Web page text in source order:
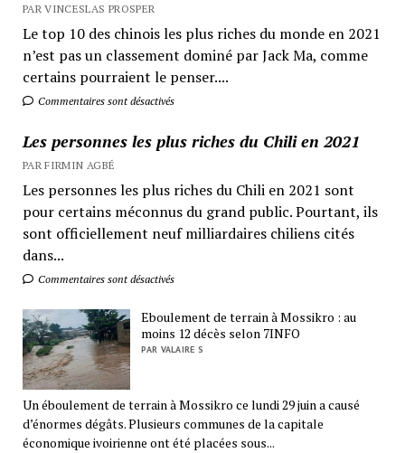
PAR VINCESLAS PROSPER
Le top 10 des chinois les plus riches du monde en 2021
n’est pas un classement dominé par Jack Ma, comme
certains pourraient le penser....
Commentaires sont désactivés
Les personnes les plus riches du Chili en 2021
PAR FIRMIN AGBÉ
Les personnes les plus riches du Chili en 2021 sont
pour certains méconnus du grand public. Pourtant, ils
sont officiellement neuf milliardaires chiliens cités
dans...
Commentaires sont désactivés
Eboulement de terrain à Mossikro : au
moins 12 décès selon 7INFO
PAR VALAIRE S
Un éboulement de terrain à Mossikro ce lundi 29 juin a causé
d’énormes dégâts. Plusieurs communes de la capitale
économique ivoirienne ont été placées sous...